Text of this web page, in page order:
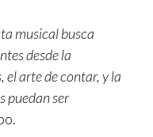
musical busca
desde la
el arte de contar, y la
puedan ser